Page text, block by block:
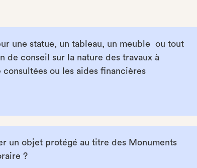
une statue, un tableau, un meuble ou tout
de conseil sur la nature des travaux à
ou les aides financières
un objet protégé au titre des Monuments
?